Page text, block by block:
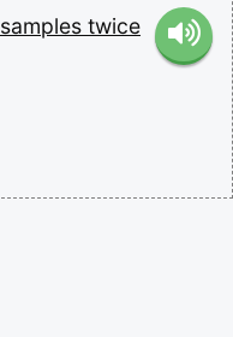
samples twice